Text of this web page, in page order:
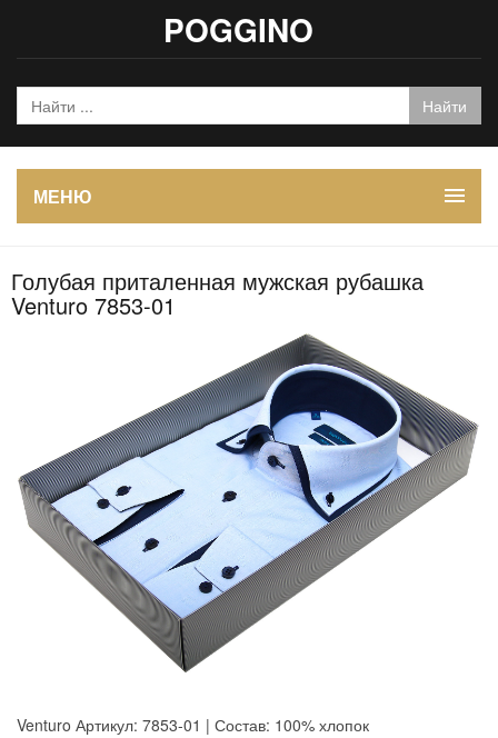
POGGINO
МЕНЮ
Голубая приталенная мужская рубашка
Venturo 7853-01
Venturo Артикул: 7853-01 | Состав: 100% хлопок